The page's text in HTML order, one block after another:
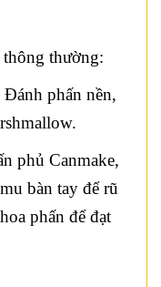
thường:
phấn nền,
phủ Canmake,
bàn tay để rũ
phấn để đạt